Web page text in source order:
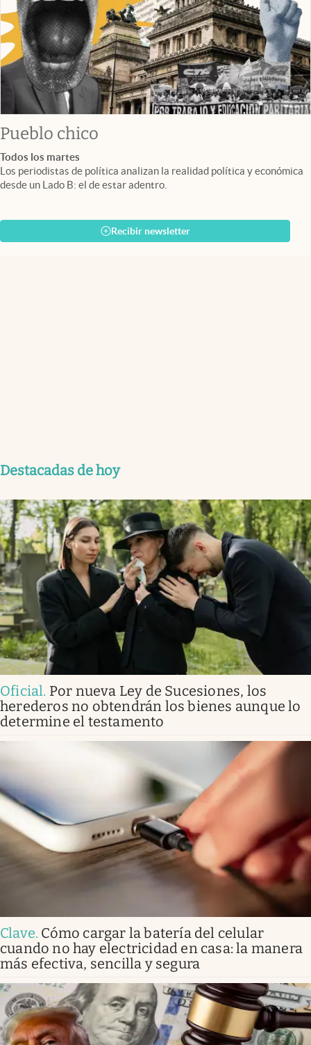
Pueblo chico
Todos los martes
Los periodistas de política analizan la realidad política y económica
desde un Lado B: el de estar adentro.
Recibir newsletter
Destacadas de hoy
Oficial. Por nueva Ley de Sucesiones, los
herederos no obtendrán los bienes aunque lo
determine el testamento
Clave. Cómo cargar la batería del celular
cuando no hay electricidad en casa: la manera
más efectiva, sencilla y segura